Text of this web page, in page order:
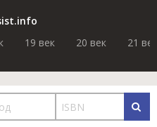
19 век 20 век 21 век